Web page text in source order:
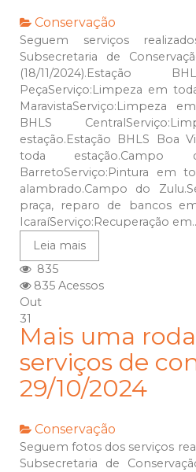
Conservação
Seguem serviços
Subsecretaria de
(18/11/
PeçaServiço:Limpeza em
MaravistaServiço:Limpeza
BHLS
estação.Estação BHLS Boa
toda
BarretoServiço:Pintura em
alambrado.Campo do
praça, reparo de bancos
IcaraíServiço:Recuperação
Leia mais
835
835 Acessos
Out
31
Mais uma
serviços de
29/10/2024
Conservação
Seguem fotos dos serviços
Subsecretaria de